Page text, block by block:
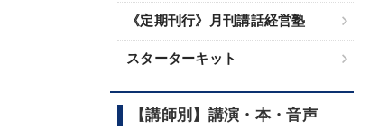
《定期刊行》月刊講話経営塾
スターターキット
【講師別】講演・本・音声